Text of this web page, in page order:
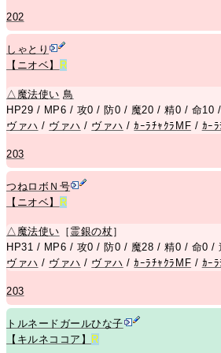
202
しゃとり
【ニオベ】
R
△ 魔法使い 鳥
HP29 / MP6 / 攻0 / 防0 / 魔20 / 精0 / 命10
ヴァハ / ヴァハ / ヴァハ /ｶｰﾗﾁｬｸﾗMF / ｶｰ
203
つねロボＮ号
【ニオベ】
R
△ 魔法使い ［ 霊銀の杖］
HP31 / MP6 / 攻0 / 防0 / 魔28 / 精0 / 命0 /
ヴァハ / ヴァハ / ヴァハ /ｶｰﾗﾁｬｸﾗMF / ｶｰ
203
トルネードガールひな子
【キルネココア】
R